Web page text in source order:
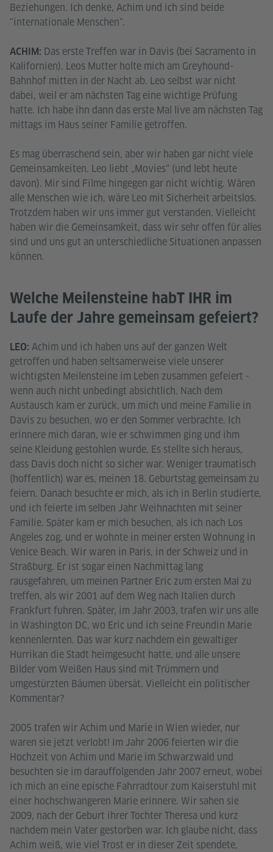
Beziehungen. Ich denke, Achim und ich sind beide
"internationale Menschen".
ACHIM: Das erste Treffen war in Davis (bei Sacramento in
Kalifornien). Leos Mutter holte mich am Greyhound-
Bahnhof mitten in der Nacht ab. Leo selbst war nicht
dabei, weil er am nächsten Tag eine wichtige Prüfung
hatte. Ich habe ihn dann das erste Mal live am nächsten Tag
mittags im Haus seiner Familie getroffen.
Es mag überraschend sein, aber wir haben gar nicht viele
Gemeinsamkeiten. Leo liebt „Movies“ (und lebt heute
davon). Mir sind Filme hingegen gar nicht wichtig. Wären
alle Menschen wie ich, wäre Leo mit Sicherheit arbeitslos.
Trotzdem haben wir uns immer gut verstanden. Vielleicht
haben wir die Gemeinsamkeit, dass wir sehr offen für alles
sind und uns gut an unterschiedliche Situationen anpassen
können.
Welche Meilensteine habT IHR im
Laufe der Jahre gemeinsam gefeiert?
LEO: Achim und ich haben uns auf der ganzen Welt
getroffen und haben seltsamerweise viele unserer
wichtigsten Meilensteine im Leben zusammen gefeiert -
wenn auch nicht unbedingt absichtlich. Nach dem
Austausch kam er zurück, um mich und meine Familie in
Davis zu besuchen, wo er den Sommer verbrachte. Ich
erinnere mich daran, wie er schwimmen ging und ihm
seine Kleidung gestohlen wurde. Es stellte sich heraus,
dass Davis doch nicht so sicher war. Weniger traumatisch
(hoffentlich) war es, meinen 18. Geburtstag gemeinsam zu
feiern. Danach besuchte er mich, als ich in Berlin studierte,
und ich feierte im selben Jahr Weihnachten mit seiner
Familie. Später kam er mich besuchen, als ich nach Los
Angeles zog, und er wohnte in meiner ersten Wohnung in
Venice Beach. Wir waren in Paris, in der Schweiz und in
Straßburg. Er ist sogar einen Nachmittag lang
rausgefahren, um meinen Partner Eric zum ersten Mal zu
treffen, als wir 2001 auf dem Weg nach Italien durch
Frankfurt fuhren. Später, im Jahr 2003, trafen wir uns alle
in Washington DC, wo Eric und ich seine Freundin Marie
kennenlernten. Das war kurz nachdem ein gewaltiger
Hurrikan die Stadt heimgesucht hatte, und alle unsere
Bilder vom Weißen Haus sind mit Trümmern und
umgestürzten Bäumen übersät. Vielleicht ein politischer
Kommentar?
2005 trafen wir Achim und Marie in Wien wieder, nur
waren sie jetzt verlobt! Im Jahr 2006 feierten wir die
Hochzeit von Achim und Marie im Schwarzwald und
besuchten sie im darauffolgenden Jahr 2007 erneut, wobei
ich mich an eine epische Fahrradtour zum Kaiserstuhl mit
einer hochschwangeren Marie erinnere. Wir sahen sie
2009, nach der Geburt ihrer Tochter Theresa und kurz
nachdem mein Vater gestorben war. Ich glaube nicht, dass
Achim weiß, wie viel Trost er in dieser Zeit spendete,